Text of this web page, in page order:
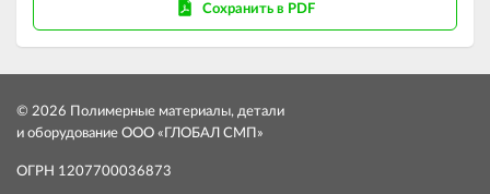
Сохранить в PDF
© 2026 Полимерные материалы, детали
и оборудование ООО «ГЛОБАЛ СМП»
ОГРН 1207700036873